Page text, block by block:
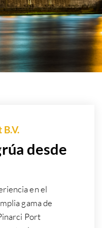
desde
en el
gama de
Port